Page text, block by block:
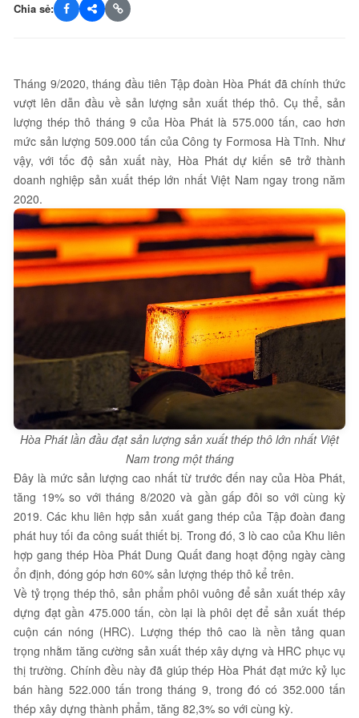
Chia sẻ:
Tháng 9/2020, tháng đầu tiên Tập đoàn Hòa Phát đã chính thức
vượt lên dẫn đầu về sản lượng sản xuất thép thô. Cụ thể, sản
lượng thép thô tháng 9 của Hòa Phát là 575.000 tấn, cao hơn
mức sản lượng 509.000 tấn của Công ty Formosa Hà Tĩnh. Như
vậy, với tốc độ sản xuất này, Hòa Phát dự kiến sẽ trở thành
doanh nghiệp sản xuất thép lớn nhất Việt Nam ngay trong năm
2020.
Hòa Phát lần đầu đạt sản lượng sản xuất thép thô lớn nhất Việt
Nam trong một tháng
Đây là mức sản lượng cao nhất từ trước đến nay của Hòa Phát,
tăng 19% so với tháng 8/2020 và gần gấp đôi so với cùng kỳ
2019. Các khu liên hợp sản xuất gang thép của Tập đoàn đang
phát huy tối đa công suất thiết bị. Trong đó, 3 lò cao của Khu liên
hợp gang thép Hòa Phát Dung Quất đang hoạt động ngày càng
ổn định, đóng góp hơn 60% sản lượng thép thô kể trên.
Về tỷ trọng thép thô, sản phẩm phôi vuông để sản xuất thép xây
dựng đạt gần 475.000 tấn, còn lại là phôi dẹt để sản xuất thép
cuộn cán nóng (HRC). Lượng thép thô cao là nền tảng quan
trọng nhằm tăng cường sản xuất thép xây dựng và HRC phục vụ
thị trường. Chính đều này đã giúp thép Hòa Phát đạt mức kỷ lục
bán hàng 522.000 tấn trong tháng 9, trong đó có 352.000 tấn
thép xây dựng thành phẩm, tăng 82,3% so với cùng kỳ.